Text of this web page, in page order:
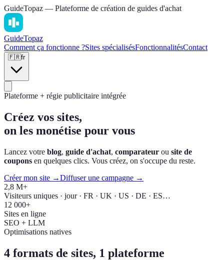
GuideTopaz — Plateforme de création de guides d'achat
GuideTopaz
Comment ça fonctionne ?Sites spécialisésFonctionnalitésContact
🇫🇷fr
Plateforme + régie publicitaire intégrée
Créez vos sites,
on les monétise pour vous
Lancez votre blog, guide d'achat, comparateur ou site de
coupons en quelques clics. Vous créez, on s'occupe du reste.
Créer mon site →Diffuser une campagne →
2,8 M+
Visiteurs uniques · jour · FR · UK · US · DE · ES…
12 000+
Sites en ligne
SEO + LLM
Optimisations natives
4 formats de sites, 1 plateforme